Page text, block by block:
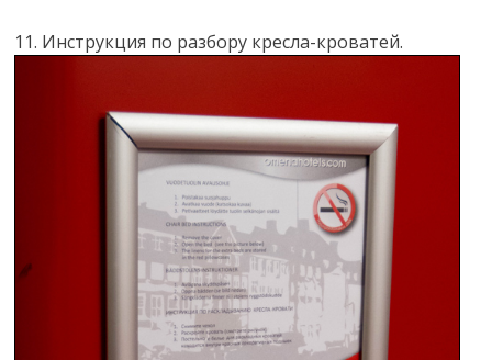
11. Инструкция по разбору кресла-кроватей.